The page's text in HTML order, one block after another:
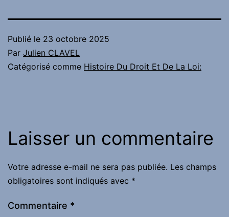
Publié le 23 octobre 2025
Par Julien CLAVEL
Catégorisé comme Histoire Du Droit Et De La Loi:
Laisser un commentaire
Votre adresse e-mail ne sera pas publiée. Les champs
obligatoires sont indiqués avec *
Commentaire *